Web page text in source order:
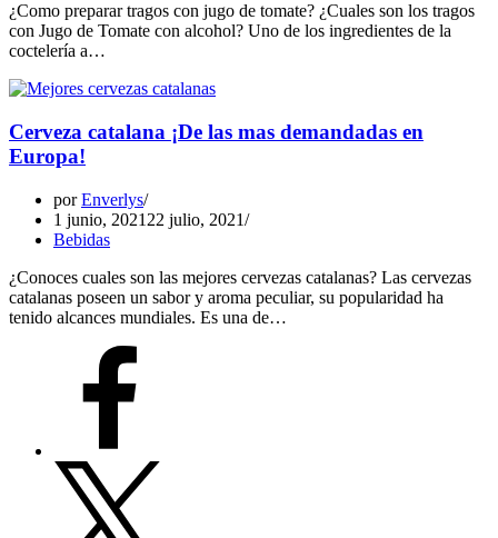
¿Como preparar tragos con jugo de tomate? ¿Cuales son los tragos
con Jugo de Tomate con alcohol? Uno de los ingredientes de la
coctelería a…
Cerveza catalana ¡De las mas demandadas en
Europa!
porEnverlys
1 junio, 2021 22 julio, 2021
Bebidas
¿Conoces cuales son las mejores cervezas catalanas? Las cervezas
catalanas poseen un sabor y aroma peculiar, su popularidad ha
tenido alcances mundiales. Es una de…